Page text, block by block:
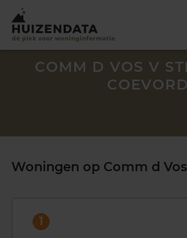
COMM D VOS V
Woningen op Comm d
1